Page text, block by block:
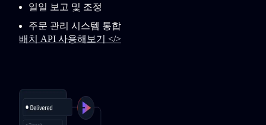
일일 보고 및 조정
주문 관리 시스템 통합
배치 API 사용해보기 </>